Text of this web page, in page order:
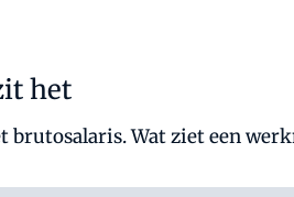
het
brutosalaris. Wat ziet een